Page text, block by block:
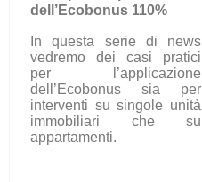
dell’Ecobonus 110%
In questa serie di news
vedremo dei casi pratici
per l’applicazione
dell’Ecobonus sia per
interventi su singole unità
immobiliari che su
appartamenti.